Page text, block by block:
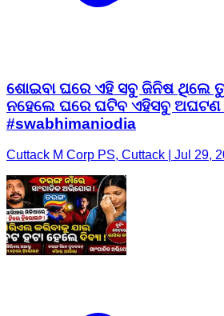
ଶୋଇବା ଘରେ ଏହି ସବୁ ଜିନିଷ ଥିଲେ
ନହେଲେ ଘରେ ଘଟିବ ଏହିସବୁ ଅଘଟଣ
#swabhimaniodia
Cuttack M Corp PS, Cuttack | Jul 29,